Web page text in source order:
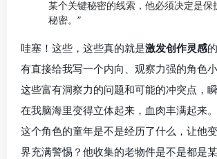
某个关键秘密的线索，他必须决定是保
秘密。”
哇塞！这些，这些真的就是激发创作灵感
有直接给我写一个内向、观察力强的角色
这些富有洞察力的问题和可能的冲突点，
在我脑海里变得立体起来，血肉丰满起来
这个角色的童年是不是经历了什么，让他
界充满警惕？他收集的老物件是不是都是